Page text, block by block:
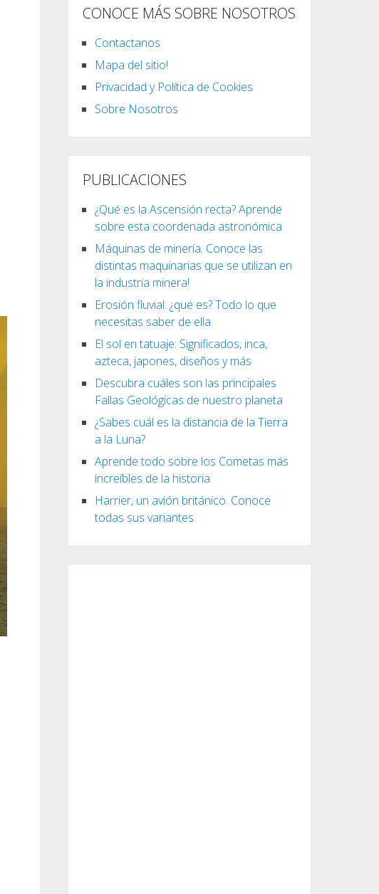
CONOCE MÁS SOBRE NOSOTROS
Contactanos
Mapa del sitio!
Privacidad y Política de Cookies
Sobre Nosotros
PUBLICACIONES
¿Qué es la Ascensión recta? Aprende
sobre esta coordenada astronómica
Máquinas de minería. Conoce las
distintas maquinarias que se utilizan en
la industria minera!
Erosión fluvial: ¿qué es? Todo lo que
necesitas saber de ella
El sol en tatuaje: Significados, inca,
azteca, japones, diseños y más
Descubra cuáles son las principales
Fallas Geológicas de nuestro planeta
¿Sabes cuál es la distancia de la Tierra
a la Luna?
Aprende todo sobre los Cometas más
increíbles de la historia
Harrier, un avión británico. Conoce
todas sus variantes